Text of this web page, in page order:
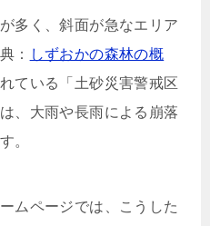
多く、斜面が急なエリア
：
しずおかの森林の概
ている「土砂災害警戒区
、大雨や長雨による崩落
。
ムページでは、こうした